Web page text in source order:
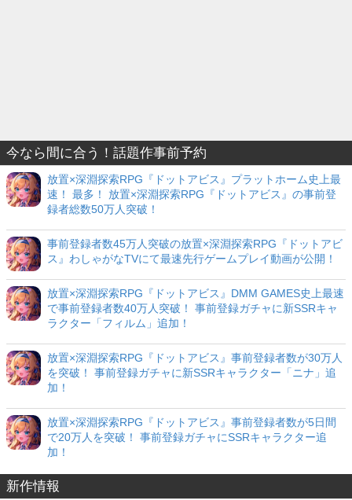
今なら間に合う！話題作事前予約
放置×深淵探索RPG『ドットアビス』プラットホーム史上最
速！ 最多！ 放置×深淵探索RPG『ドットアビス』の事前登
録者総数50万人突破！
事前登録者数45万人突破の放置×深淵探索RPG『ドットアビ
ス』わしゃがなTVにて最速先行ゲームプレイ動画が公開！
放置×深淵探索RPG『ドットアビス』DMM GAMES史上最速
で事前登録者数40万人突破！ 事前登録ガチャに新SSRキャ
ラクター「フィルム」追加！
放置×深淵探索RPG『ドットアビス』事前登録者数が30万人
を突破！ 事前登録ガチャに新SSRキャラクター「ニナ」追
加！
放置×深淵探索RPG『ドットアビス』事前登録者数が5日間
で20万人を突破！ 事前登録ガチャにSSRキャラクター追
加！
新作情報